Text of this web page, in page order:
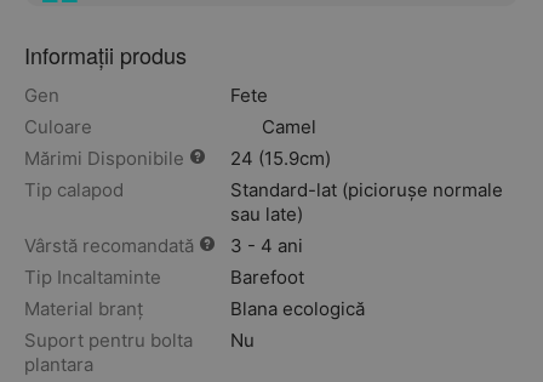
Informații produs
Gen
Fete
Culoare
Camel
Mărimi Disponibile
24 (15.9cm)
Tip calapod
Standard-lat (piciorușe normale
sau late)
Vârstă recomandată
3 - 4 ani
Tip Incaltaminte
Barefoot
Material branț
Blana ecologică
Suport pentru bolta
plantara
Nu